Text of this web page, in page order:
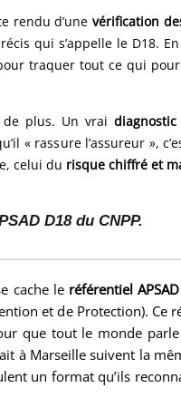
rendu d’unevérification
qui s’appelle le D18.
traquer tout ce qui
plus. Un vrai
« rassure l’assureur »,
celui du risque chiffré et
D18 du CNPP.
cache le référentiel
et de Protection). Ce
que tout le monde
à Marseille suivent la
un format qu’ils